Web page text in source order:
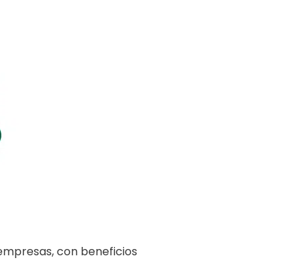
con beneficios